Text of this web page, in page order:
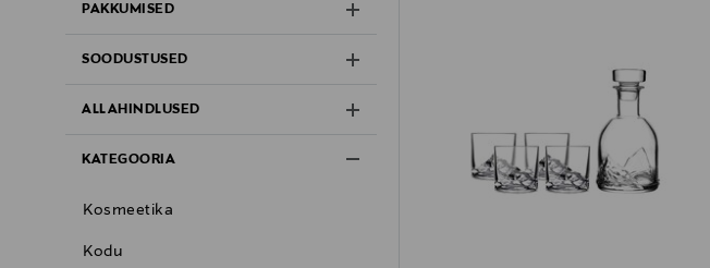
PAKKUMISED
SOODUSTUSED
ALLAHINDLUSED
KATEGOORIA
Kosmeetika
Kodu